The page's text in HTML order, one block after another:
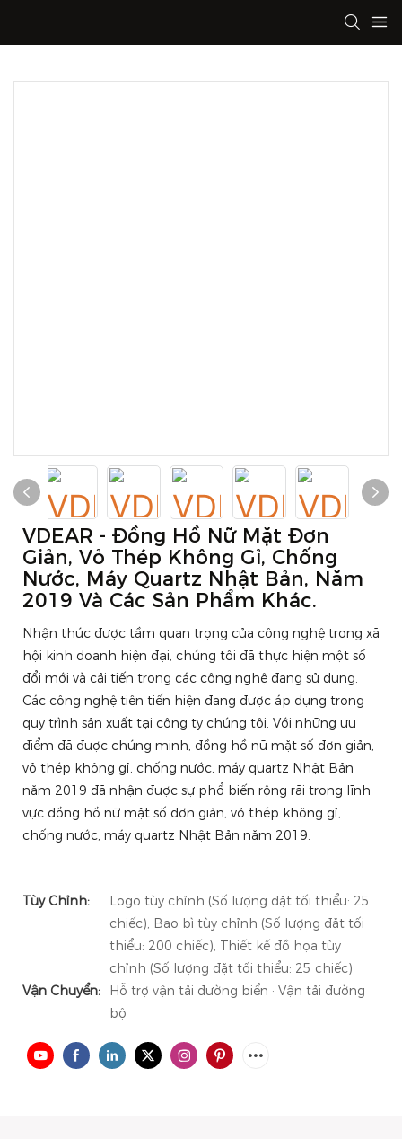
VDEAR - Đồng Hồ Nữ Mặt Đơn
Giản, Vỏ Thép Không Gỉ, Chống
Nước, Máy Quartz Nhật Bản, Năm
2019 Và Các Sản Phẩm Khác.
Nhận thức được tầm quan trọng của công nghệ trong xã
hội kinh doanh hiện đại, chúng tôi đã thực hiện một số
đổi mới và cải tiến trong các công nghệ đang sử dụng.
Các công nghệ tiên tiến hiện đang được áp dụng trong
quy trình sản xuất tại công ty chúng tôi. Với những ưu
điểm đã được chứng minh, đồng hồ nữ mặt số đơn giản,
vỏ thép không gỉ, chống nước, máy quartz Nhật Bản
năm 2019 đã nhận được sự phổ biến rộng rãi trong lĩnh
vực đồng hồ nữ mặt số đơn giản, vỏ thép không gỉ,
chống nước, máy quartz Nhật Bản năm 2019.
Tùy Chỉnh:
Logo tùy chỉnh (Số lượng đặt tối thiểu: 25
chiếc), Bao bì tùy chỉnh (Số lượng đặt tối
thiểu: 200 chiếc), Thiết kế đồ họa tùy
chỉnh (Số lượng đặt tối thiểu: 25 chiếc)
Vận Chuyển:
Hỗ trợ vận tải đường biển · Vận tải đường
bộ